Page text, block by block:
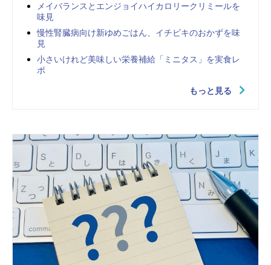
メイバランスとエンジョイハイカロリークリミールを
味見
慢性腎臓病向け新ゆめごはん、イチビキのおかずを味
見
小さいけれど美味しい栄養補給「ミニタス」を実食レ
ポ
もっと見る